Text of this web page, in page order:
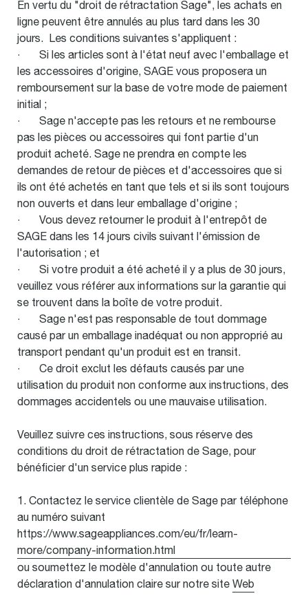
En vertu du "droit de rétractation Sage", les achats en
ligne peuvent être annulés au plus tard dans les 30
jours. Les conditions suivantes s'appliquent :
· Si les articles sont à l'état neuf avec l'emballage et
les accessoires d'origine, SAGE vous proposera un
remboursement sur la base de votre mode de paiement
initial ;
· Sage n'accepte pas les retours et ne rembourse
pas les pièces ou accessoires qui font partie d'un
produit acheté. Sage ne prendra en compte les
demandes de retour de pièces et d'accessoires que si
ils ont été achetés en tant que tels et si ils sont toujours
non ouverts et dans leur emballage d'origine ;
· Vous devez retourner le produit à l'entrepôt de
SAGE dans les 14 jours civils suivant l'émission de
l'autorisation ; et
· Si votre produit a été acheté il y a plus de 30 jours,
veuillez vous référer aux informations sur la garantie qui
se trouvent dans la boîte de votre produit.
· Sage n'est pas responsable de tout dommage
causé par un emballage inadéquat ou non approprié au
transport pendant qu'un produit est en transit.
· Ce droit exclut les défauts causés par une
utilisation du produit non conforme aux instructions, des
dommages accidentels ou une mauvaise utilisation.
Veuillez suivre ces instructions, sous réserve des
conditions du droit de rétractation de Sage, pour
bénéficier d'un service plus rapide :
1. Contactez le service clientèle de Sage par téléphone
au numéro suivant
https://www.sageappliances.com/eu/fr/learn-
more/company-information.html
ou soumettez le modèle d'annulation ou toute autre
déclaration d'annulation claire sur notre site Web